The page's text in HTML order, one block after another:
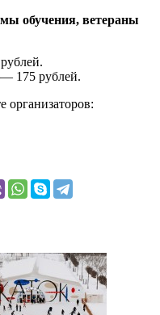
обучения, ветераны
175 рублей.
организаторов: